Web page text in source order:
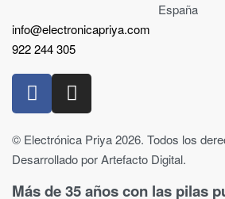
España
info@electronicapriya.com
922 244 305
© Electrónica Priya 2026. Todos los
Desarrollado por Artefacto Digital.
Más de 35 años con las pilas